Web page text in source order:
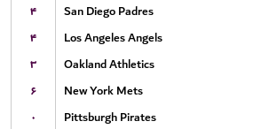
۴ San Diego Padres
۴ Los Angeles Angels
۳ Oakland Athletics
۶ New York Mets
۰ Pittsburgh Pirates